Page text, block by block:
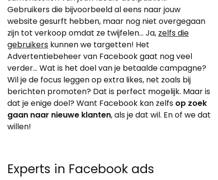
Gebruikers die bijvoorbeeld al eens naar jouw
website gesurft hebben, maar nog niet overgegaan
zijn tot verkoop omdat ze twijfelen… Ja, zelfs die
gebruikers kunnen we targetten! Het
Advertentiebeheer van Facebook gaat nog veel
verder… Wat is het doel van je betaalde campagne?
Wil je de focus leggen op extra likes, net zoals bij
berichten promoten? Dat is perfect mogelijk. Maar is
dat je enige doel? Want Facebook kan zelfs op zoek
gaan naar nieuwe klanten, als je dat wil. En of we dat
willen!
Experts in Facebook ads